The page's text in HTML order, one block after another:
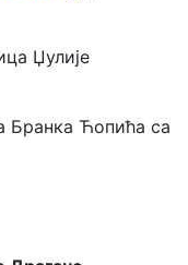
Џулије
Бранка Ћопића са